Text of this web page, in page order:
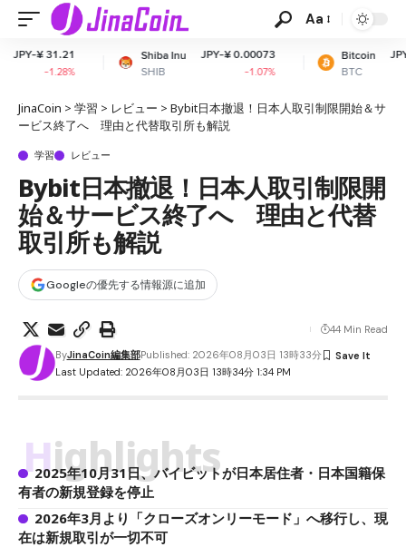
Aa
Shiba Inu
JPY-¥ 0.00073 JPY-¥
JinaCoin > 学習 > レビュー > Bybit日本撤退！日本人取引制限開始＆サ
ービス終了へ 理由と代替取引所も解説
学習 レビュー
Bybit日本撤退！日本人取引制限開
始＆サービス終了へ 理由と代替
取引所も解説
Googleの優先する情報源に追加
Last Updated: 2026年08月03日 13時34分 1:34 PM
ByJinaCoin編集部Published: 2026年08月03日 13時33分
44 Min Read
Highlights
2025年10月31日、バイビットが日本居住者・日本国籍保
有者の新規登録を停止
2026年3月より「クローズオンリーモード」へ移行し、現
在は新規取引が一切不可